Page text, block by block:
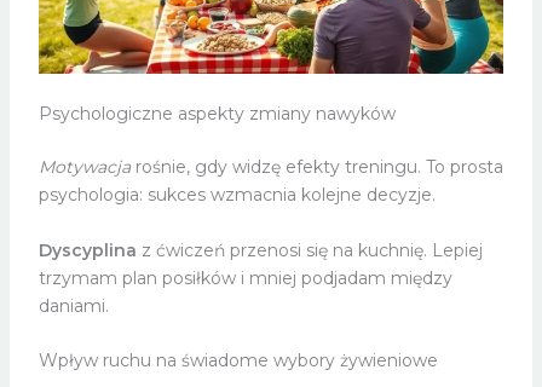
Psychologiczne aspekty zmiany nawyków
Motywacjarośnie, gdy widzę efekty treningu. To prosta
psychologia: sukces wzmacnia kolejne decyzje.
Dyscyplina z ćwiczeń przenosi się na kuchnię. Lepiej
trzymam plan posiłków i mniej podjadam między
daniami.
Wpływ ruchu na świadome wybory żywieniowe